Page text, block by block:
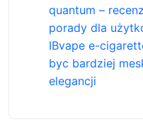
quantum –
porady dla
IBvape e-
byc bardziej
elegancji